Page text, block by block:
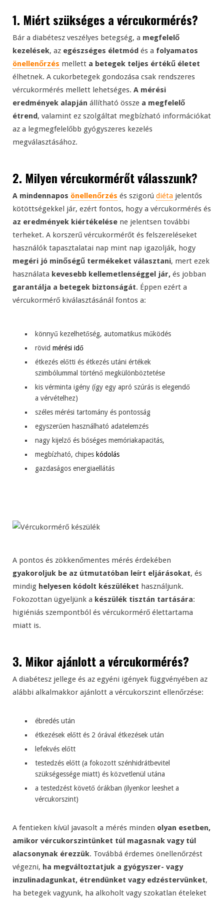
1. Miért szükséges a vércukormérés?
Bár a diabétesz veszélyes betegség, a megfelelő
kezelések, az egészséges életmód és a folyamatos
önellenőrzés mellett a betegek teljes értékű életet
élhetnek. A cukorbetegek gondozása csak rendszeres
vércukormérés mellett lehetséges. A mérési
eredmények alapján állítható össze a megfelelő
étrend, valamint ez szolgáltat megbízható információkat
az a legmegfelelőbb gyógyszeres kezelés
megválasztásához.
2. Milyen vércukormérőt válasszunk?
A mindennapos önellenőrzés és szigorú diéta jelentős
kötöttségekkel jár, ezért fontos, hogy a vércukormérés és
az eredmények kiértékelése ne jelentsen további
terheket. A korszerű vércukormérőt és felszereléseket
használók tapasztalatai nap mint nap igazolják, hogy
megéri jó minőségű termékeket választani, mert ezek
használata kevesebb kellemetlenséggel jár, és jobban
garantálja a betegek biztonságát. Éppen ezért a
vércukormérő kiválasztásánál fontos a:
könnyű kezelhetőség, automatikus működés
rövid mérési idő
étkezés előtti és étkezés utáni értékek
szimbólummal történő megkülönböztetése
kis vérminta igény (így egy apró szúrás is elegendő
a vérvételhez)
széles mérési tartomány és pontosság
egyszerűen használható adatelemzés
nagy kijelző és bőséges memóriakapacitás,
megbízható, chipes kódolás
gazdaságos energiaellátás
A pontos és zökkenőmentes mérés érdekében
gyakoroljuk be az útmutatóban leírt eljárásokat, és
mindig helyesen kódolt készüléket használjunk.
Fokozottan ügyeljünk a készülék tisztán tartására:
higiéniás szempontból és vércukormérő élettartama
miatt is.
3. Mikor ajánlott a vércukormérés?
A diabétesz jellege és az egyéni igények függvényében az
alábbi alkalmakkor ajánlott a vércukorszint ellenőrzése:
ébredés után
étkezések előtt és 2 órával étkezések után
lefekvés előtt
testedzés előtt (a fokozott szénhidrátbevitel
szükségessége miatt) és közvetlenül utána
a testedzést követő órákban (ilyenkor leeshet a
vércukorszint)
A fentieken kívül javasolt a mérés minden olyan esetben,
amikor vércukorszintünket túl magasnak vagy túl
alacsonynak érezzük. Továbbá érdemes önellenőrzést
végezni, ha megváltoztatjuk a gyógyszer- vagy
inzulinadagunkat, étrendünket vagy edzéstervünket,
ha betegek vagyunk, ha alkoholt vagy szokatlan ételeket